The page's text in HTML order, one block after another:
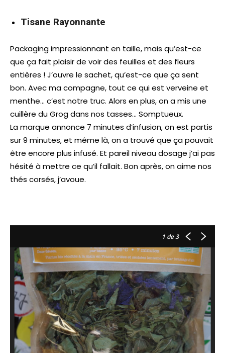
Tisane Rayonnante
Packaging impressionnant en taille, mais qu’est-ce
que ça fait plaisir de voir des feuilles et des fleurs
entières ! J’ouvre le sachet, qu’est-ce que ça sent
bon. Avec ma compagne, tout ce qui est verveine et
menthe… c’est notre truc. Alors en plus, on a mis une
cuillère du Grog dans nos tasses… Somptueux.
La marque annonce 7 minutes d’infusion, on est partis
sur 9 minutes, et même là, on a trouvé que ça pouvait
être encore plus infusé. Et pareil niveau dosage j’ai pas
hésité à mettre ce qu’il fallait. Bon après, on aime nos
thés corsés, j’avoue.
1 de 3